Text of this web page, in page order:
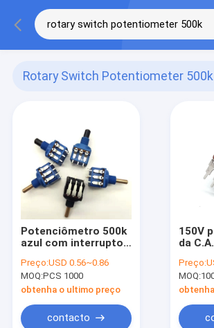
Rotary Switch Potentiometer 500k
Potenciômetro 500k
azul com interruptor
iluminação
Preço:USD 0.56~0.86
MOQ:PCS 1000
obtenha o ultimo preço
contacto
150V
da
Preço:
MOQ: